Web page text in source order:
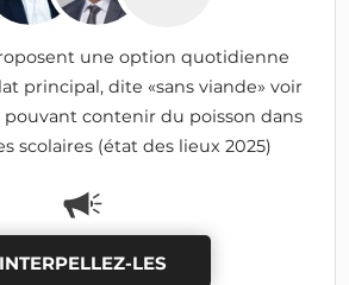
une option quotidienne
principal, dite «sans viande» voir
pouvant contenir du poisson dans
scolaires (état des lieux 2025)
INTERPELLEZ-LES